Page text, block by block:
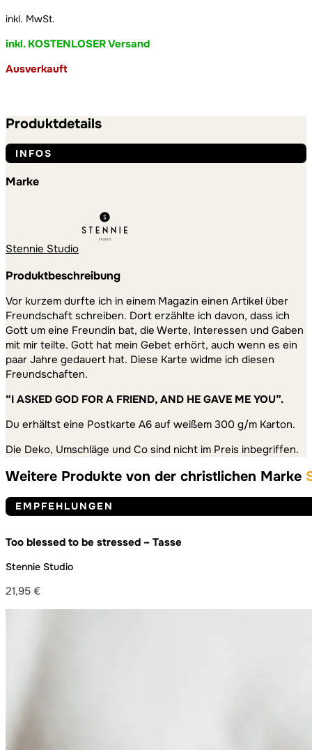
inkl. MwSt.
inkl. KOSTENLOSER Versand
Ausverkauft
Produktdetails
INFOS
Marke
Stennie Studio
Produktbeschreibung
Vor kurzem durfte ich in einem Magazin einen Artikel über
Freundschaft schreiben. Dort erzählte ich davon, dass ich
Gott um eine Freundin bat, die Werte, Interessen und Gaben
mit mir teilte. Gott hat mein Gebet erhört, auch wenn es ein
paar Jahre gedauert hat. Diese Karte widme ich diesen
Freundschaften.
“I ASKED GOD FOR A FRIEND, AND HE GAVE ME YOU”.
Du erhältst eine Postkarte A6 auf weißem 300 g/m Karton.
Die Deko, Umschläge und Co sind nicht im Preis inbegriffen.
Weitere Produkte von der christlichen Marke
EMPFEHLUNGEN
Too blessed to be stressed – Tasse
Stennie Studio
21,95 €